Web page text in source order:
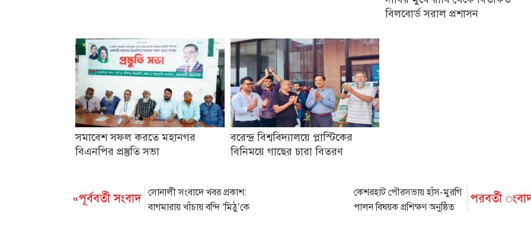
বিলবোর্ড সরাল প্রশাসন
সমাবেশ সফল করতে মহানগর
বিএনপির প্রস্তুতি সভা
বরেন্দ্র বিশ্ববিদ্যালয়ে প্লাস্টিকের
বিনিময়ে গাছের চারা বিতরণ
«পূর্ববর্তী সংবাদ সোনালী সংবাদে খবর প্রকাশ:
বাগমারায় খাঁচায় বন্দি ‘মিঠু’কে
পরবর্তী
কেশরহাট পৌরসভায় হাঁস-মুরগি
পালন বিষয়ক প্রশিক্ষণ অনুষ্ঠিত